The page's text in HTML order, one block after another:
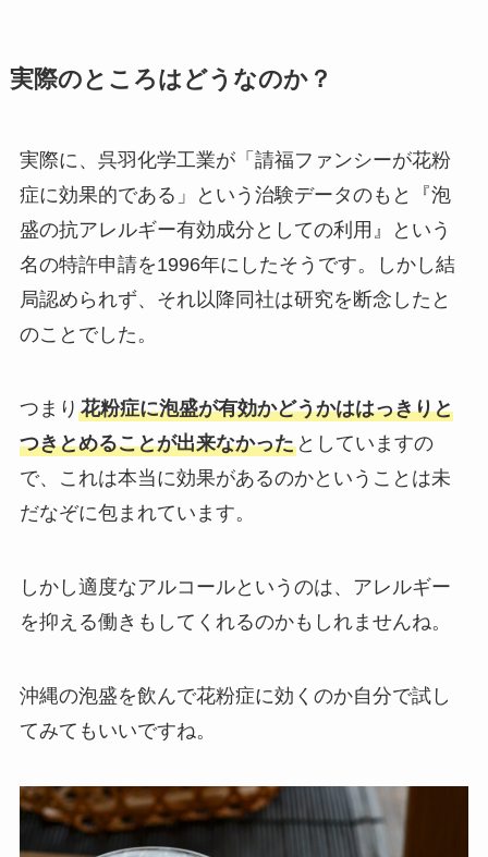
実際のところはどうなのか？
実際に、呉羽化学工業が「請福ファンシーが花粉
症に効果的である」という治験データのもと『泡
盛の抗アレルギー有効成分としての利用』という
名の特許申請を1996年にしたそうです。しかし結
局認められず、それ以降同社は研究を断念したと
のことでした。
つまり 花粉症に泡盛が有効かどうかははっきりと
つきとめることが出来なかったとしていますの
で、これは本当に効果があるのかということは未
だなぞに包まれています。
しかし適度なアルコールというのは、アレルギー
を抑える働きもしてくれるのかもしれませんね。
沖縄の泡盛を飲んで花粉症に効くのか自分で試し
てみてもいいですね。